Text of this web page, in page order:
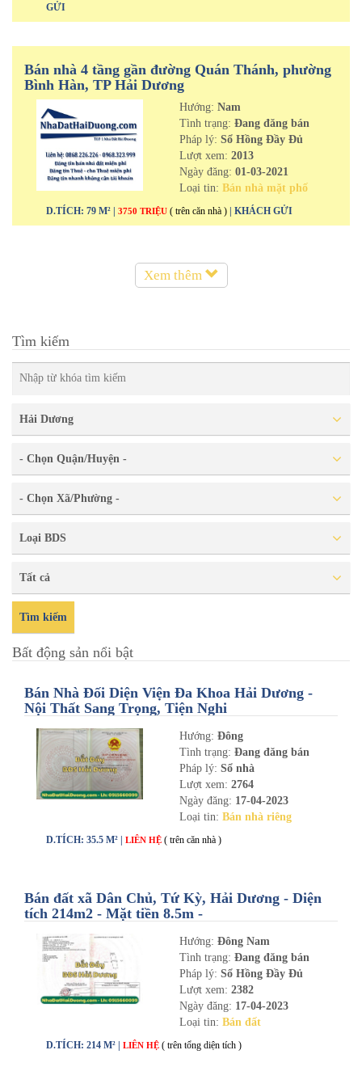
GỬI
Bán nhà 4 tầng gần đường Quán Thánh, phường
Bình Hàn, TP Hải Dương
Hướng: Nam
Tình trạng: Đang đăng bán
Pháp lý: Sổ Hồng Đầy Đủ
Lượt xem: 2013
Ngày đăng: 01-03-2021
Loại tin: Bán nhà mặt phố
D.TÍCH: 79 M² | 3750 TRIỆU ( trên căn nhà ) | KHÁCH GỬI
Xem thêm
Tìm kiếm
Hải Dương
- Chọn Quận/Huyện -
- Chọn Xã/Phường -
Loại BDS
Tất cả
Tìm kiếm
Bất động sản nổi bật
Bán Nhà Đối Diện Viện Đa Khoa Hải Dương -
Nội Thất Sang Trọng, Tiện Nghi
Hướng: Đông
Tình trạng: Đang đăng bán
Pháp lý: Sổ nhà
Lượt xem: 2764
Ngày đăng: 17-04-2023
Loại tin: Bán nhà riêng
D.TÍCH: 35.5 M² | LIÊN HỆ ( trên căn nhà )
Bán đất xã Dân Chủ, Tứ Kỳ, Hải Dương - Diện
tích 214m2 - Mặt tiền 8.5m -
Hướng: Đông Nam
Tình trạng: Đang đăng bán
Pháp lý: Sổ Hồng Đầy Đủ
Lượt xem: 2382
Ngày đăng: 17-04-2023
Loại tin: Bán đất
D.TÍCH: 214 M² | LIÊN HỆ ( trên tổng diện tích )